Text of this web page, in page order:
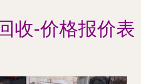
收-价格报价表